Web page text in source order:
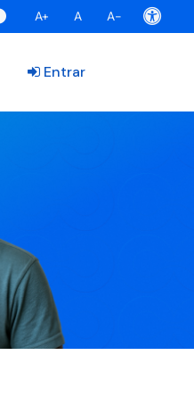
A+ A A-
Entrar